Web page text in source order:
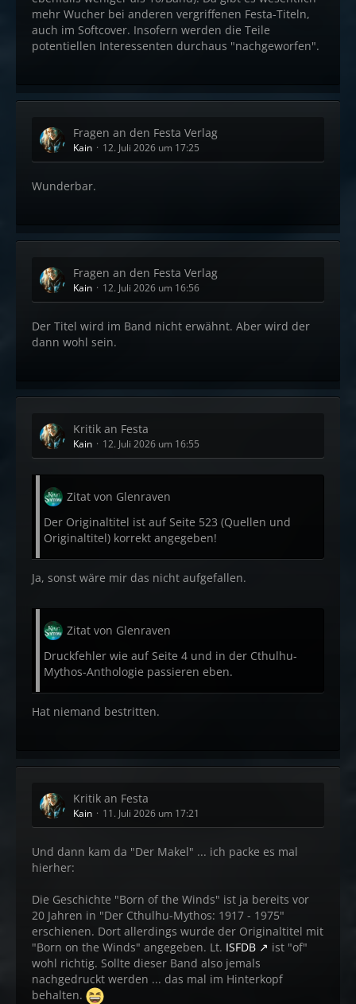
mehr Wucher bei anderen vergriffenen Festa-Titeln,
auch im Softcover. Insofern werden die Teile
potentiellen Interessenten durchaus "nachgeworfen".
Fragen an den Festa Verlag
Kain 12. Juli 2026 um 17:25
Wunderbar.
Fragen an den Festa Verlag
Kain 12. Juli 2026 um 16:56
Der Titel wird im Band nicht erwähnt. Aber wird der
dann wohl sein.
Kritik an Festa
Kain 12. Juli 2026 um 16:55
Zitat von Glenraven
Der Originaltitel ist auf Seite 523 (Quellen und
Originaltitel) korrekt angegeben!
Ja, sonst wäre mir das nicht aufgefallen.
Zitat von Glenraven
Druckfehler wie auf Seite 4 und in der Cthulhu-
Mythos-Anthologie passieren eben.
Hat niemand bestritten.
Kritik an Festa
Kain 11. Juli 2026 um 17:21
Und dann kam da "Der Makel" ... ich packe es mal
hierher:
Die Geschichte "Born of the Winds" ist ja bereits vor
20 Jahren in "Der Cthulhu-Mythos: 1917 - 1975"
erschienen. Dort allerdings wurde der Originaltitel mit
"Born on the Winds" angegeben. Lt. ISFDB
ist "of"
wohl richtig. Sollte dieser Band also jemals
nachgedruckt werden ... das mal im Hinterkopf
behalten.